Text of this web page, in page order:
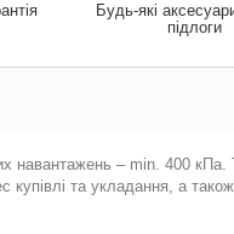
Будь-які
підлоги
навантажень – min. 400
купівлі та укладання, а